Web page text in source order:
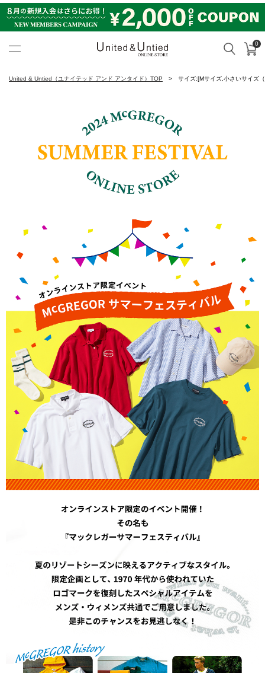
検索 カ
0
United & Untied（ユナイテッド アンド アンタイド）TOP サイズ:[Mサイズ,小さいサイズ